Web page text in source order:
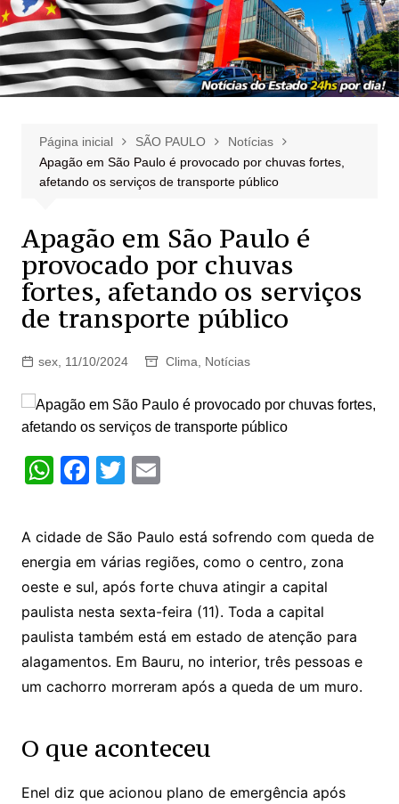
Página inicial SÃO PAULO
Notícias
Apagão em São Paulo é provocado por chuvas fortes,
afetando os serviços de transporte público
Apagão em São Paulo é
provocado por chuvas
fortes, afetando os serviços
de transporte público
sex, 11/10/2024 Clima Notícias
W
at
s
A
p
p
F
c
e
b
o
o
k
T
itt
er
E
ai
l
A cidade de São Paulo está sofrendo com queda de
energia em várias regiões, como o centro, zona
oeste e sul, após forte chuva atingir a capital
paulista nesta sexta-feira (11). Toda a capital
paulista também está em estado de atenção para
alagamentos. Em Bauru, no interior, três pessoas e
um cachorro morreram após a queda de um muro.
O que aconteceu
Enel diz que acionou plano de emergência após